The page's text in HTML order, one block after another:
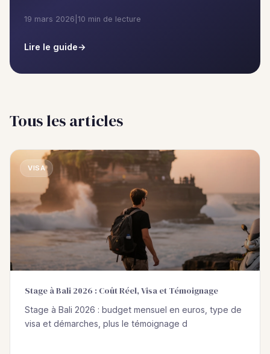
19 mars 2026 10 min de lecture
Lire le guide
Tous les articles
VISA
Stage à Bali 2026 : Coût Réel, Visa et Témoignage
Stage à Bali 2026 : budget mensuel en euros, type de
visa et démarches, plus le témoignage d